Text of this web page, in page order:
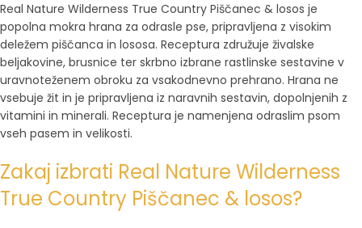
Real Nature Wilderness True Country Piščanec & losos je
popolna mokra hrana za odrasle pse, pripravljena z visokim
deležem piščanca in lososa. Receptura združuje živalske
beljakovine, brusnice ter skrbno izbrane rastlinske sestavine v
uravnoteženem obroku za vsakodnevno prehrano. Hrana ne
vsebuje žit in je pripravljena iz naravnih sestavin, dopolnjenih z
vitamini in minerali. Receptura je namenjena odraslim psom
vseh pasem in velikosti.
Zakaj izbrati Real Nature Wilderness
True Country Piščanec & losos?